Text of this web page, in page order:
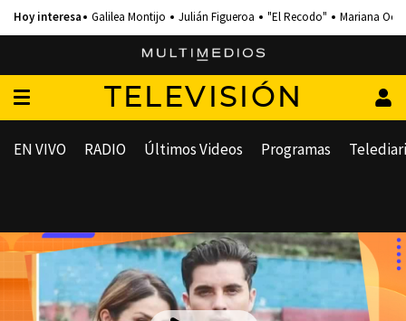
Galilea Montijo Julián Figueroa "El Recodo" Mariana
TELEVISIÓN
EN VIVO RADIO Últimos Videos Programas